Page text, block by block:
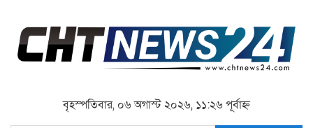
বৃহস্পতিবার, ০৬ অগাস্ট ২০২৬, ১১:২৬ পূর্বাহ্ন